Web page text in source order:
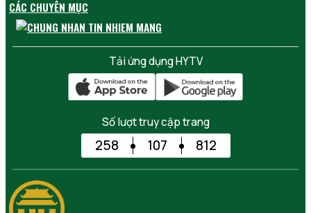
CÁC CHUYÊN MỤC
Tải ứng dụng HYTV
Số lượt truy cập trang
258 107 812